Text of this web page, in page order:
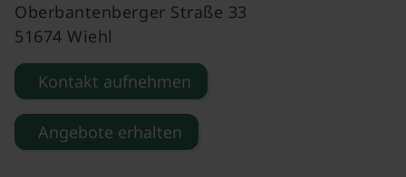
Oberbantenberger Straße 33
51674 Wiehl
Kontakt aufnehmen
Angebote erhalten